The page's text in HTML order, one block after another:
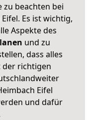
zu beachten bei
Es ist wichtig,
Aspekte des
und zu
dass alles
richtigen
Eifel
und dafür